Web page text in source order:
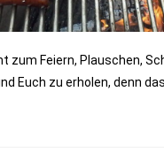
zum Feiern, Plauschen,
Euch zu erholen, denn